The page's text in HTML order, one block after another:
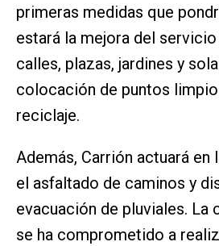
primeras medidas que
estará la mejora del
calles, plazas, jardines y
colocación de puntos
reciclaje.
Además, Carrión actuará en
el asfaltado de caminos y
evacuación de pluviales. La
se ha comprometido a